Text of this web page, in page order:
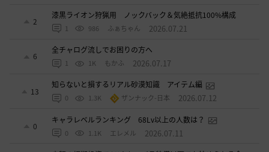
2
漆黒ライオン狩猟用 ノックバック＆気絶抵抗100%構成
1 986 ふぁちゃん 2026.07.21
6
全チャログ流しでお困りの方へ
1 1K もかふ 2026.07.17
13
知らないと損するリアル砂漠知識 アイテム編
0 1.3K ザンナック-日本 2026.07.12
0
キャラレベルランキング 68Lv以上の人数は？
0 1.1K エレメル 2026.07.11